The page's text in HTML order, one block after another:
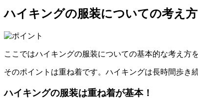
ハイキングの服装についての考え
ここではハイキングの服装についての基本的な考え方
そのポイントは重ね着です。ハイキングは長時間歩き
ハイキングの服装は重ね着が基本！